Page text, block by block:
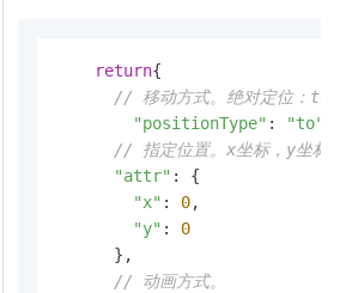
return{
// 移动方式。绝对定位：to
"positionType" : "to"
// 指定位置。x坐标，y坐标
"attr" : {
"x" : 0,
"y" : 0
      },
// 动画方式。